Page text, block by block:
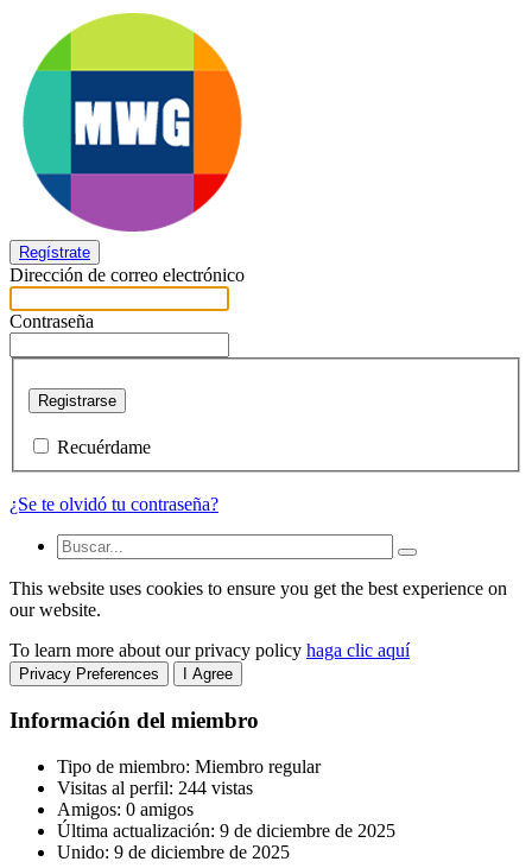
Regístrate
Dirección de correo electrónico
Contraseña
Registrarse
Recuérdame
¿Se te olvidó tu contraseña?
This website uses cookies to ensure you get the best experience on
our website.
To learn more about our privacy policy haga clic aquí
Privacy Preferences I Agree
Información del miembro
Tipo de miembro: Miembro regular
Visitas al perfil: 244 vistas
Amigos: 0 amigos
Última actualización: 9 de diciembre de 2025
Unido: 9 de diciembre de 2025